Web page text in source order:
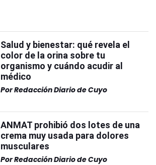
Salud y bienestar: qué revela el
color de la orina sobre tu
organismo y cuándo acudir al
médico
PorRedacción Diario de Cuyo
ANMAT prohibió dos lotes de una
crema muy usada para dolores
musculares
PorRedacción Diario de Cuyo